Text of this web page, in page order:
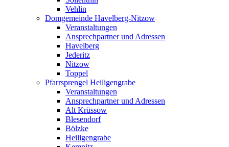
Vehlin
Domgemeinde Havelberg-Nitzow
Veranstaltungen
Ansprechpartner und Adressen
Havelberg
Jederitz
Nitzow
Toppel
Pfarrsprengel Heiligengrabe
Veranstaltungen
Ansprechpartner und Adressen
Alt Krüssow
Blesendorf
Bölzke
Heiligengrabe